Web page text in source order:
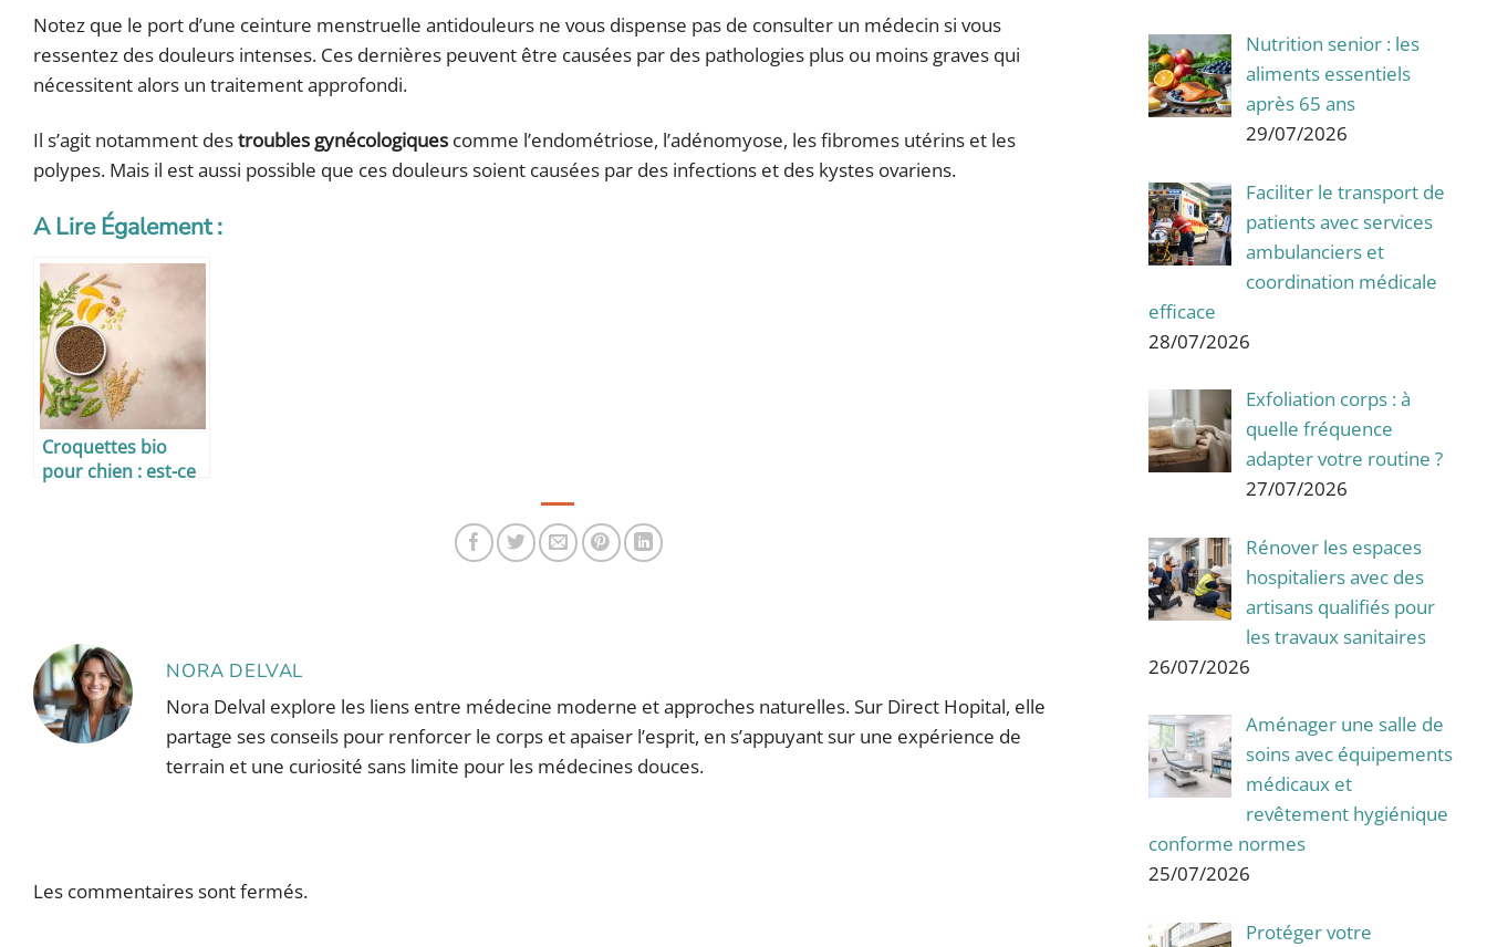
Notez que le port d’une ceinture menstruelle antidouleurs ne vous dispense pas de consulter un médecin si vous
ressentez des douleurs intenses. Ces dernières peuvent être causées par des pathologies plus ou moins graves qui
nécessitent alors un traitement approfondi.
Il s’agit notamment destroubles gynécologiques comme l’endométriose, l’adénomyose, les fibromes utérins et les
polypes. Mais il est aussi possible que ces douleurs soient causées par des infections et des kystes ovariens.
A Lire Également :
Croquettes bio
pour chien : est-ce
NORA DELVAL
Nora Delval explore les liens entre médecine moderne et approches naturelles. Sur Direct Hopital, elle
partage ses conseils pour renforcer le corps et apaiser l’esprit, en s’appuyant sur une expérience de
terrain et une curiosité sans limite pour les médecines douces.
Les commentaires sont fermés.
Nutrition senior : les
aliments essentiels
après 65 ans
29/07/2026
Faciliter le transport de
patients avec services
ambulanciers et
coordination médicale
efficace
28/07/2026
Exfoliation corps : à
quelle fréquence
adapter votre routine ?
27/07/2026
Rénover les espaces
hospitaliers avec des
artisans qualifiés pour
les travaux sanitaires
26/07/2026
Aménager une salle de
soins avec équipements
médicaux et
revêtement hygiénique
conforme normes
25/07/2026
Protéger votre